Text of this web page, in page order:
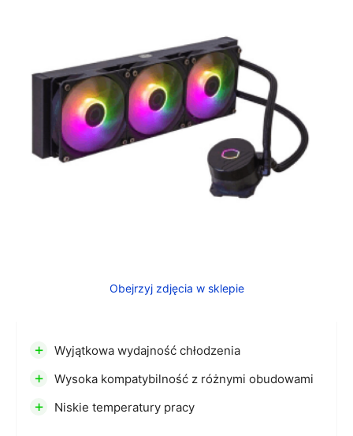
Obejrzyj zdjęcia w sklepie
+ Wyjątkowa wydajność chłodzenia
+ Wysoka kompatybilność z różnymi obudowami
+ Niskie temperatury pracy